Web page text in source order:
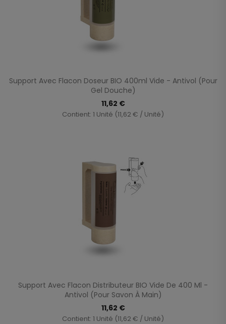
Support Avec Flacon Doseur BIO 400ml Vide - Antivol (Pour
Gel Douche)
11,62 €
Contient: 1 Unité (11,62 € / Unité)
Support Avec Flacon Distributeur BIO Vide De 400 Ml -
Antivol (Pour Savon À Main)
11,62 €
Contient: 1 Unité (11,62 € / Unité)